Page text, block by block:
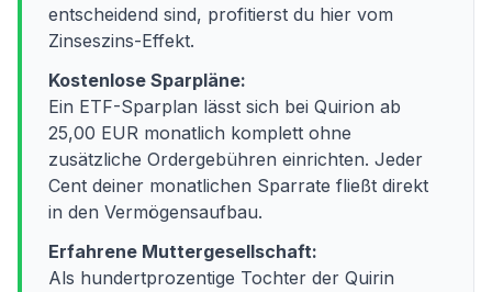
entscheidend sind, profitierst du hier vom
Zinseszins-Effekt.
Kostenlose Sparpläne:
Ein ETF-Sparplan lässt sich bei Quirion ab
25,00 EUR monatlich komplett ohne
zusätzliche Ordergebühren einrichten. Jeder
Cent deiner monatlichen Sparrate fließt direkt
in den Vermögensaufbau.
Erfahrene Muttergesellschaft:
Als hundertprozentige Tochter der Quirin